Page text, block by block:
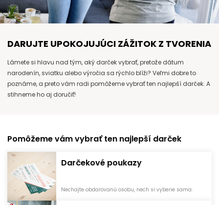
DARUJTE UPOKOJUJÚCI ZÁŽITOK Z TVORENIA
Lámete si hlavu nad tým, aký darček vybrať, pretože dátum
narodenín, sviatku alebo výročia sa rýchlo blíži? Veľmi dobre to
poznáme, a preto vám radi pomôžeme vybrať ten najlepší darček. A
stihneme ho aj doručiť!
Pomôžeme vám vybrať ten najlepší darček
Darčekové poukazy
Nechajte obdarovanú osobu, nech si vyberie sama.